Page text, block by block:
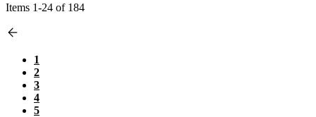
Items 1-24 of 184
1
2
3
4
5